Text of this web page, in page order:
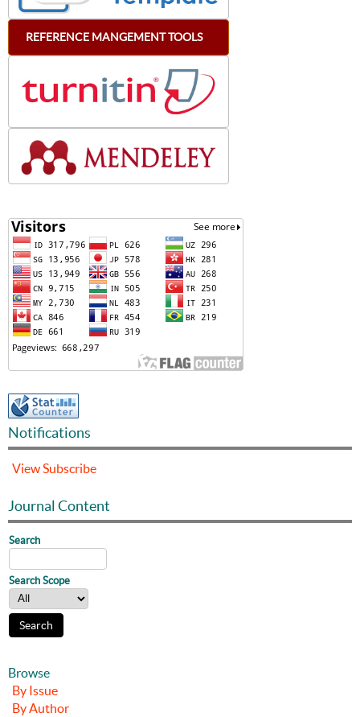
REFERENCE MANGEMENT TOOLS
Notifications
ViewSubscribe
Journal Content
Search
Search Scope
Browse
By Issue
By Author